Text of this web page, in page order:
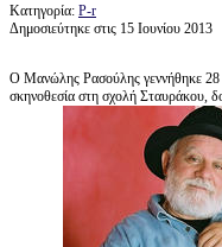
Κατηγορία: Ρ-r
Δημοσιεύτηκε στις 15 Ιουνίου 2013
Ο Μανώλης Ρασούλης γεννήθηκε 28
σκηνοθεσία στη σχολή Σταυράκου,